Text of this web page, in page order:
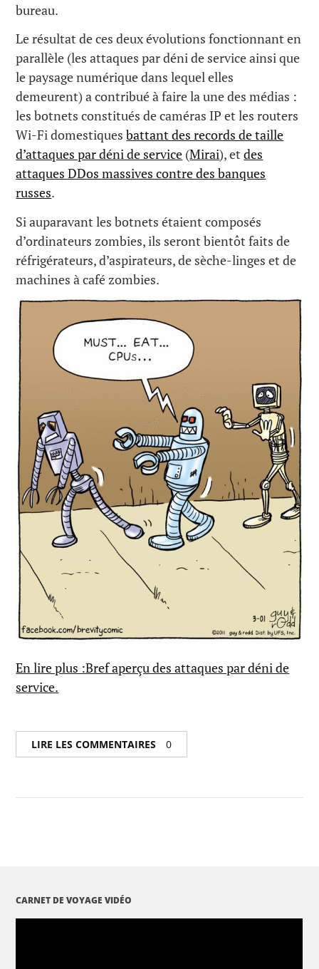
bureau.
Le résultat de ces deux évolutions fonctionnant en
parallèle (les attaques par déni de service ainsi que
le paysage numérique dans lequel elles
demeurent) a contribué à faire la une des médias :
les botnets constitués de caméras IP et les routers
Wi-Fi domestiquesbattant des records de taille
d’attaques par déni de service (Mirai), etdes
attaques DDos massives contre des banques
russes.
Si auparavant les botnets étaient composés
d’ordinateurs zombies, ils seront bientôt faits de
réfrigérateurs, d’aspirateurs, de sèche-linges et de
machines à café zombies.
En lire plus :Bref aperçu des attaques par déni de
service.
LIRE LES COMMENTAIRES 0
CARNET DE VOYAGE VIDÉO